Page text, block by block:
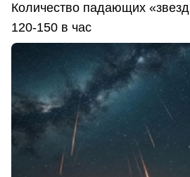
Количество падающих
120-150 в час